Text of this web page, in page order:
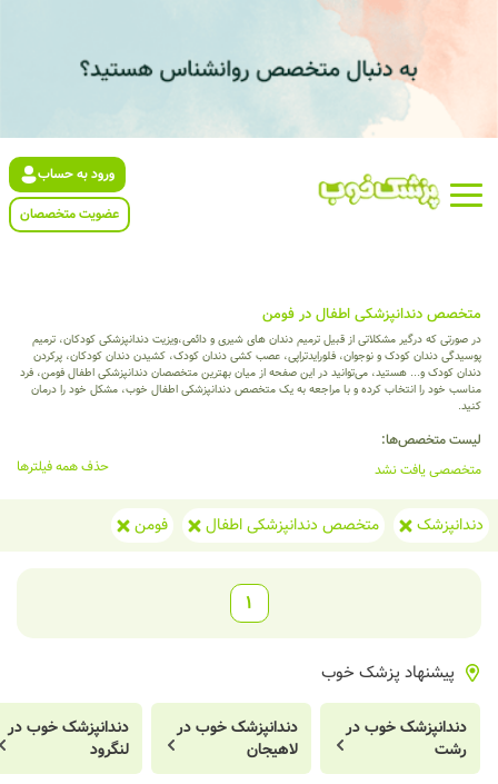
ورود به حساب
عضویت متخصصان
متخصص دندانپزشکی اطفال در فومن
در صورتی که درگیر مشکلاتی از قبیل ترمیم دندان های شیری و دائمی،ویزیت دندانپزشکی کودکان، ترمیم
پوسیدگی دندان کودک و نوجوان، فلورایدتراپی، عصب کشی دندان کودک، کشیدن دندان کودکان، پرکردن
دندان کودک و... هستید، می‌توانید در این صفحه از میان بهترین متخصصان دندانپزشکی اطفال فومن، فرد
مناسب خود را انتخاب کرده و با مراجعه به یک متخصص دندانپزشکی اطفال خوب، مشکل خود را درمان
کنید.
لیست متخصص‌ها:
متخصصی یافت نشد
حذف همه فیلترها
دندانپزشک متخصص دندانپزشکی اطفال فومن
1
پیشنهاد پزشک خوب
دندانپزشک خوب در
رشت
دندانپزشک خوب در
لاهیجان
دندانپزشک خوب در
لنگرود